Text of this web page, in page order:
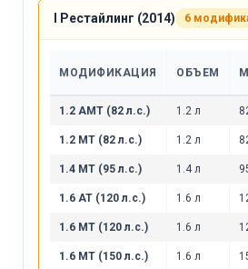
I Рестайлинг (2014) 6
МОДИФИКАЦИЯ ОБЪЕМ
1.2 AMT (82 л.с.) 1.2 л
1.2 MT (82 л.с.) 1.2 л
1.4 MT (95 л.с.) 1.4 л
1.6 AT (120 л.с.) 1.6 л
1.6 MT (120 л.с.) 1.6 л
1.6 MT (150 л.с.) 1.6 л